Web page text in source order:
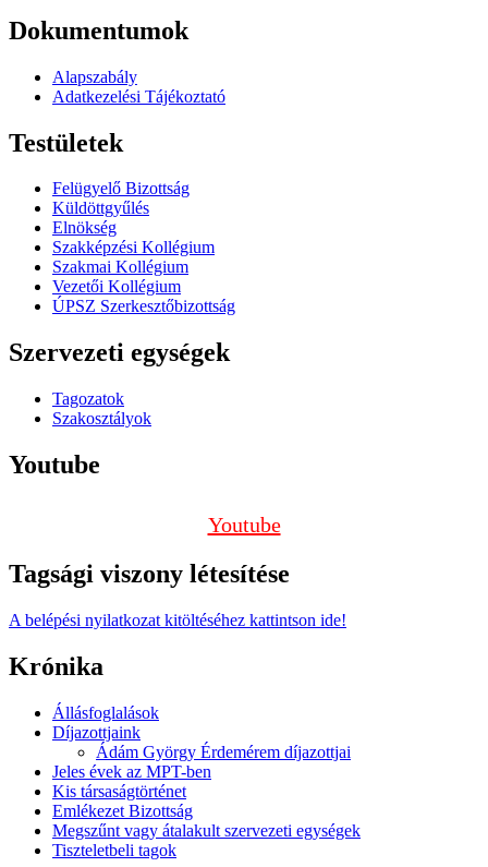
Dokumentumok
Alapszabály
Adatkezelési Tájékoztató
Testületek
Felügyelő Bizottság
Küldöttgyűlés
Elnökség
Szakképzési Kollégium
Szakmai Kollégium
Vezetői Kollégium
ÚPSZ Szerkesztőbizottság
Szervezeti egységek
Tagozatok
Szakosztályok
Youtube
Youtube
Tagsági viszony létesítése
A belépési nyilatkozat kitöltéséhez kattintson ide!
Krónika
Állásfoglalások
Díjazottjaink
Ádám György Érdemérem díjazottjai
Jeles évek az MPT-ben
Kis társaságtörténet
Emlékezet Bizottság
Megszűnt vagy átalakult szervezeti egységek
Tiszteletbeli tagok